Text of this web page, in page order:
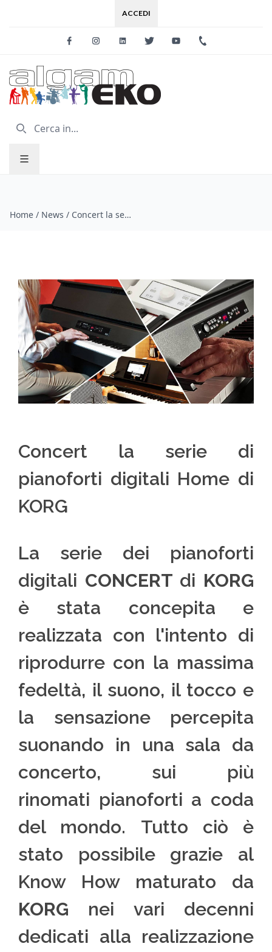
ACCEDI
FacebookInstagramLinkedinTwitter Youtube
Home / News / Concert la serie di pianoforti digitali Home di KORG
Concert la serie di
pianoforti digitali Home di
KORG
La serie dei pianoforti
digitali CONCERT di KORG
è stata concepita e
realizzata con l'intento di
riprodurre con la massima
fedeltà, il suono, il tocco e
la sensazione percepita
suonando in una sala da
concerto, sui più
rinomati pianoforti a coda
del mondo. Tutto ciò è
stato possibile grazie al
Know How maturato da
KORG nei vari decenni
dedicati alla realizzazione